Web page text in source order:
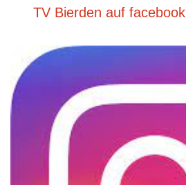
TV Bierden auf facebook